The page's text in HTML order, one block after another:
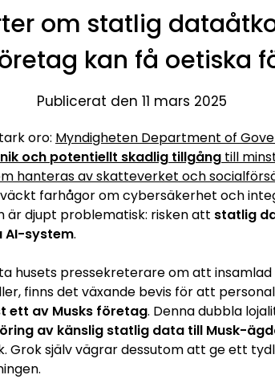
om statlig
kan få oetiska
Publicerat den 11 mars 2025
oro: Myndigheten Department of
och potentiellt skadlig tillgång till
hanteras av skatteverket och
farhågor om cybersäkerhet och
är djupt problematisk: risken att statlig
AI-system.
husets pressekreterare om att
finns det växande bevis för att personal
ett av Musks företag. Denna dubbla
av känslig statlig data till Musk-
Grok själv vägrar dessutom att ge ett